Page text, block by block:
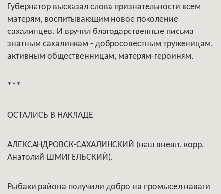
Губернатор высказал слова признательности всем
матерям, воспитывающим новое поколение
сахалинцев. И вручил благодарственные письма
знатным сахалинкам - добросовестным труженицам,
активным общественницам, матерям-героиням.
***
ОСТАЛИСЬ В НАКЛАДЕ
АЛЕКСАНДРОВСК-САХАЛИНСКИЙ (наш внешт. корр.
Анатолий ШМИГЕЛЬСКИЙ).
Рыбаки района получили добро на промысел наваги